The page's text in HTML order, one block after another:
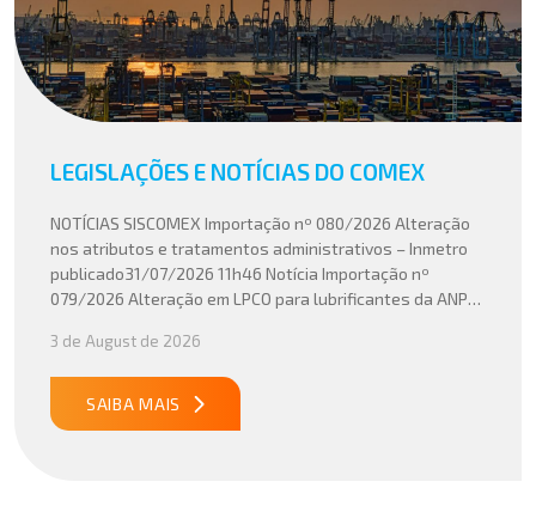
LEGISLAÇÕES E NOTÍCIAS DO COMEX
NOTÍCIAS SISCOMEX Importação nº 080/2026 Alteração
nos atributos e tratamentos administrativos – Inmetro
publicado31/07/2026 11h46 Notícia Importação nº
079/2026 Alteração em LPCO para lubrificantes da ANP
078/2026 Atualização do cálculo do Imposto de
Importação no Acordo Mercosul – União Europeia
publicado29/07/2026 18h47 Notícia PUBLICADO DOU
31/07/26 ATO CONJUNTO RFB/CGIBS Nº […]
3 de August de 2026
SAIBA MAIS